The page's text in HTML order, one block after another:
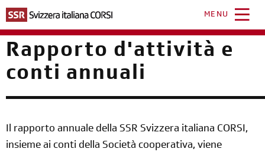
contenuto
principale
MENU
Rapporto d'attività e
conti annuali
Il rapporto annuale della SSR Svizzera italiana CORSI,
insieme ai conti della Società cooperativa, viene